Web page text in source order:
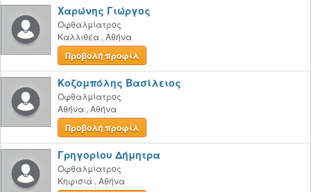
Χαρώνης Γιώργος
Οφθαλμίατρος
Καλλιθέα , Αθήνα
Προβολή προφίλ
Κοζομπόλης Βασίλειος
Οφθαλμίατρος
Αθήνα , Αθήνα
Προβολή προφίλ
Γρηγορίου Δήμητρα
Οφθαλμίατρος
Κηφισιά , Αθήνα